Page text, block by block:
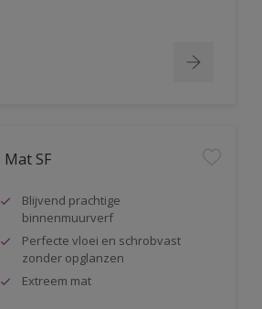
SF
Blijvend prachtige
binnenmuurverf
Perfecte vloei en schrobvast
zonder opglanzen
Extreem mat